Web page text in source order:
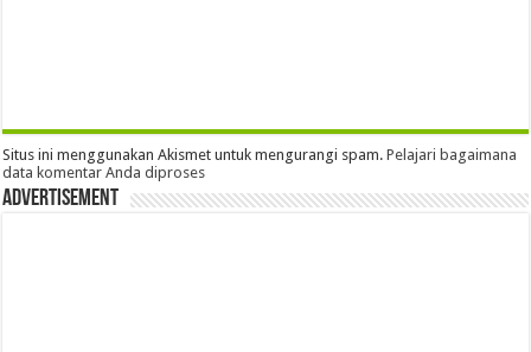
Situs ini menggunakan Akismet untuk mengurangi spam.Pelajari bagaimana
data komentar Anda diproses
Advertisement